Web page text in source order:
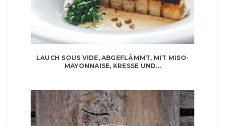
LAUCH SOUS VIDE, ABGEFLÄMMT, MIT MISO-
MAYONNAISE, KRESSE UND...